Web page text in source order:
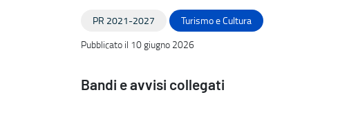
PR 2021-2027
Turismo e Cultura
Pubblicato il 10 giugno 2026
Bandi e avvisi collegati